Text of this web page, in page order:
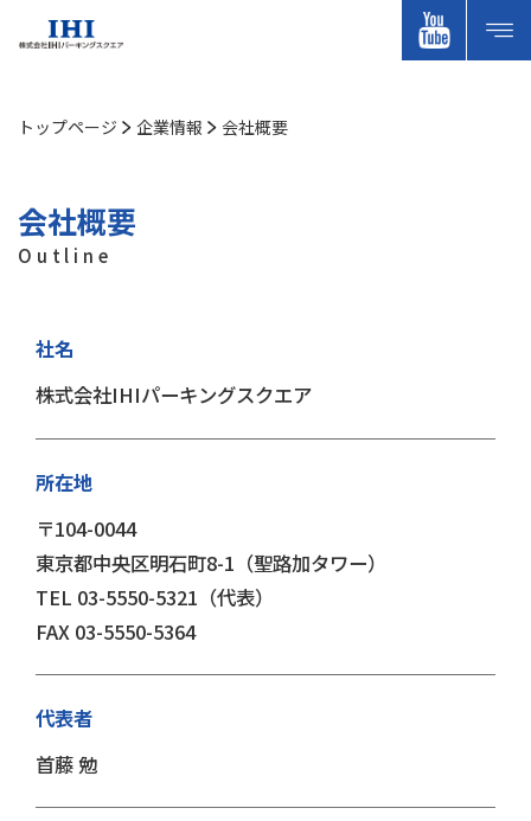
トップページ 企業情報 会社概要
会社概要
Outline
社名
株式会社IHIパーキングスクエア
所在地
〒104-0044
東京都中央区明⽯町8-1（聖路加タワー）
TEL 03-5550-5321（代表）
FAX 03-5550-5364
代表者
首藤 勉